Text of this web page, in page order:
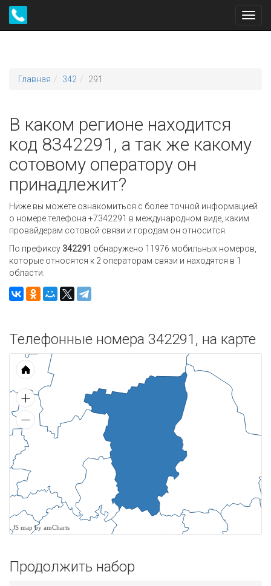
Главная 342 291
В каком регионе находится
код 8342291, а так же какому
сотовому оператору он
принадлежит?
Ниже вы можете ознакомиться с более точной информацией
о номере телефона +7342291 в международном виде, каким
провайдерам сотовой связи и городам он относится.
По префиксу 342291 обнаружено 11976 мобильных номеров,
которые относятся к 2 операторам связи и находятся в 1
области.
Телефонные номера 342291, на карте
JS map by amCharts
Продолжить набор